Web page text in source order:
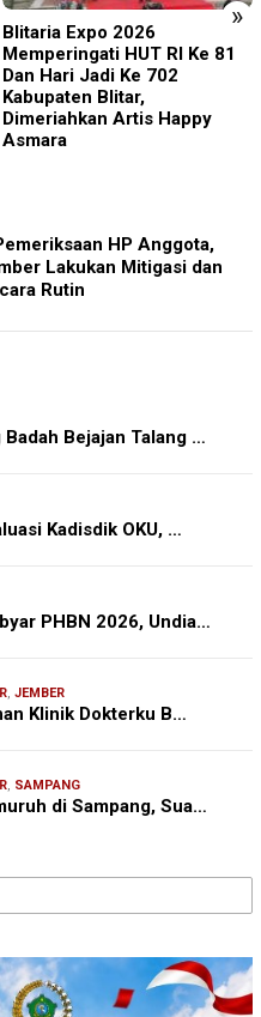
»
Edukasi Sejak Dini, Pemkab
Sidoarjo Perkuat
Pencegahan HIV di Kalangan
Remaja
HP Anggota,
Lakukan Mitigasi dan
Rutin
Bejajan Talang …
Kadisdik OKU, …
PHBN 2026, Undia…
, JEMBER
Klinik Dokterku B…
, SAMPANG
di Sampang, Sua…